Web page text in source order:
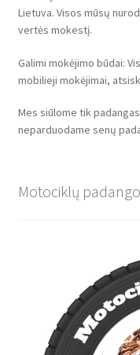
Lietuva. Visos mūsų
vertės mokestį.
Galimi mokėjimo būdai:
mobilieji mokėjimai,
Mes siūlome tik
neparduodame senų
Motociklų